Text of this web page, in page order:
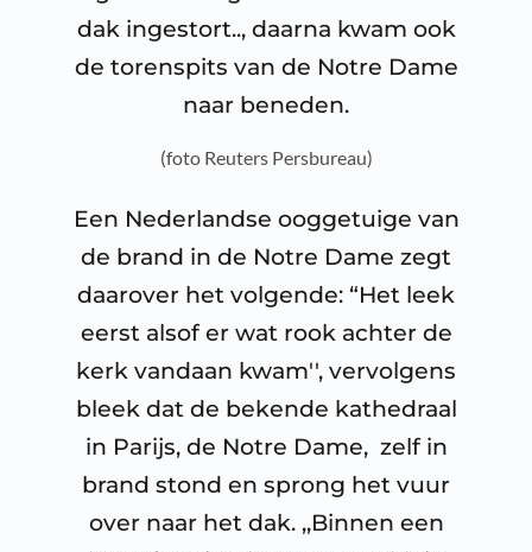
dak ingestort.., daarna kwam ook
de torenspits van de Notre Dame
naar beneden.
(foto Reuters Persbureau)
Een Nederlandse ooggetuige van
de brand in de Notre Dame zegt
daarover het volgende: “Het leek
eerst alsof er wat rook achter de
kerk vandaan kwam'', vervolgens
bleek dat de bekende kathedraal
in Parijs, de Notre Dame, zelf in
brand stond en sprong het vuur
over naar het dak. ,,Binnen een